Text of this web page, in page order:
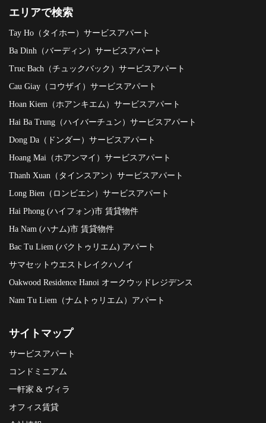
エリアで検索
Tay Ho（タイホー）サービスアパート
Ba Dinh（バーディン）サービスアパート
Truc Bach（チュックバック）サービスアパート
Cau Giay（コウザイ）サービスアパート
Hoan Kiem（ホアンキエム）サービスアパート
Hai Ba Trung（ハイバーチュン）サービスアパート
Dong Da（ドンダー）サービスアパート
Hoang Mai（ホアンマイ）サービスアパート
Thanh Xuan（タインスアン）サービスアパート
Long Bien（ロンビエン）サービスアパート
Hai Phong (ハイフォン)市 賃貸物件
Ha Nam (ハナム)市 賃貸物件
Bac Tu Liem (バクトゥリエム) アパート
サマセットウエストレイクハノイ
Oakwood Residence Hanoi オークウッドレジデンス
Nam Tu Liem（ナムトゥリエム）アパート
サイトマップ
サービスアパート
コンドミニアム
一軒家 & ヴィラ
オフィス賃貸